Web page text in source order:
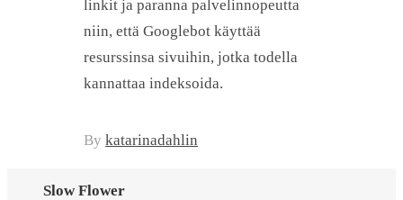
linkit ja paranna palvelinnopeutta
niin, että Googlebot käyttää
resurssinsa sivuihin, jotka todella
kannattaa indeksoida.
By katarinadahlin
Slow Flower